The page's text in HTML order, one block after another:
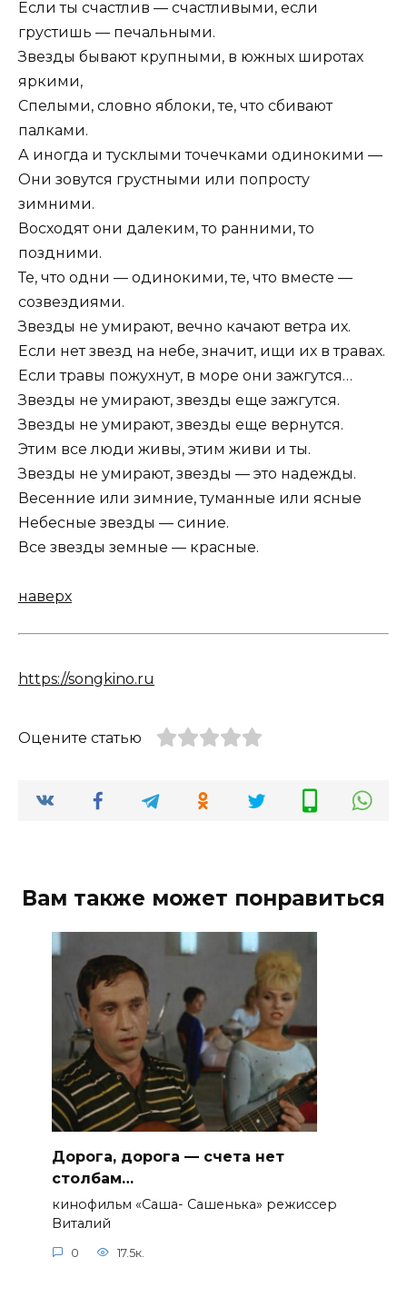
Если ты счастлив — счастливыми, если
грустишь — печальными.
Звезды бывают крупными, в южных широтах
яркими,
Спелыми, словно яблоки, те, что сбивают
палками.
А иногда и тусклыми точечками одинокими —
Они зовутся грустными или попросту
зимними.
Восходят они далеким, то ранними, то
поздними.
Те, что одни — одинокими, те, что вместе —
созвездиями.
Звезды не умирают, вечно качают ветра их.
Если нет звезд на небе, значит, ищи их в травах.
Если травы пожухнут, в море они зажгутся…
Звезды не умирают, звезды еще зажгутся.
Звезды не умирают, звезды еще вернутся.
Этим все люди живы, этим живи и ты.
Звезды не умирают, звезды — это надежды.
Весенние или зимние, туманные или ясные
Небесные звезды — синие.
Все звезды земные — красные.
наверх
https://songkino.ru
Оцените статью
Вам также может понравиться
Дорога, дорога — счета нет
столбам…
кинофильм «Саша- Сашенька» режиссер
Виталий
0 17.5к.